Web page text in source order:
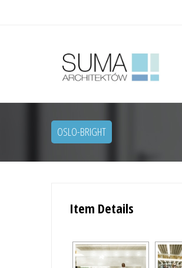
OSLO-BRIGHT
Item Details